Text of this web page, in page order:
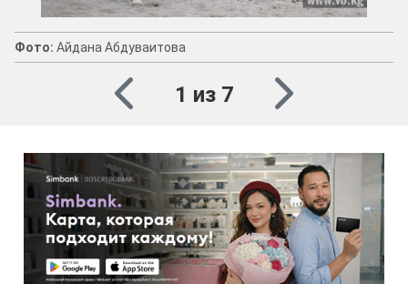
Фото: Айдана Абдуваитова
1 из 7